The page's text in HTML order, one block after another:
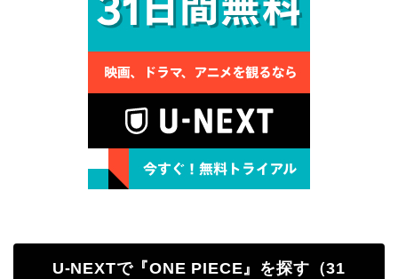
U-NEXTで『ONE PIECE』を探す（31